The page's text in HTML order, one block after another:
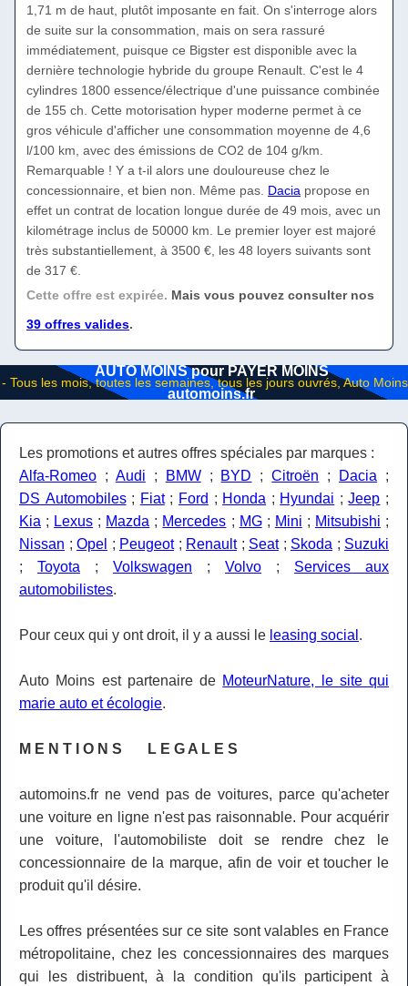
1,71 m de haut, plutôt imposante en fait. On s'interroge alors
de suite sur la consommation, mais on sera rassuré
immédiatement, puisque ce Bigster est disponible avec la
dernière technologie hybride du groupe Renault. C'est le 4
cylindres 1800 essence/électrique d'une puissance combinée
de 155 ch. Cette motorisation hyper moderne permet à ce
gros véhicule d'afficher une consommation moyenne de 4,6
l/100 km, avec des émissions de CO2 de 104 g/km.
Remarquable ! Y a t-il alors une douloureuse chez le
concessionnaire, et bien non. Même pas. Dacia propose en
effet un contrat de location longue durée de 49 mois, avec un
kilométrage inclus de 50000 km. Le premier loyer est majoré
très substantiellement, à 3500 €, les 48 loyers suivants sont
de 317 €.
Cette offre est expirée. Mais vous pouvez consulter nos
39 offres valides.
AUTO MOINS pour PAYER MOINS
automoins.fr
Les promotions et autres offres spéciales par marques :
Alfa-Romeo ; Audi ; BMW; BYD ;Citroën ; Dacia ;
DS Automobiles; Fiat; Ford ; Honda ; Hyundai ;Jeep ;
Kia ; Lexus ; Mazda ; Mercedes ; MG; Mini ; Mitsubishi ;
Nissan ; Opel ; Peugeot; Renault; Seat; Skoda ; Suzuki
; Toyota ; Volkswagen ; Volvo ; Services aux
automobilistes.
Pour ceux qui y ont droit, il y a aussi le leasing social .
Auto Moins est partenaire de MoteurNature, le site qui
marie auto et écologie.
M E N T I O N S L E G A L E S
automoins.fr ne vend pas de voitures, parce qu'acheter
une voiture en ligne n'est pas raisonnable. Pour acquérir
une voiture, l'automobiliste doit se rendre chez le
concessionnaire de la marque, afin de voir et toucher le
produit qu'il désire.
Les offres présentées sur ce site sont valables en France
métropolitaine, chez les concessionnaires des marques
qui les distribuent, à la condition qu'ils participent à